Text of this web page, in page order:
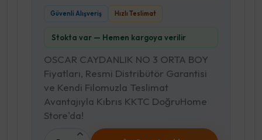
Güvenli Alışveriş Hızlı Teslimat
Stokta var — Hemen kargoya verilir
OSCAR CAYDANLIK NO 3 ORTA BOY
Fiyatları, Resmi Distribütör Garantisi
ve Kendi Filomuzla Teslimat
Avantajıyla Kıbrıs KKTC DoğruHome
Store'da!